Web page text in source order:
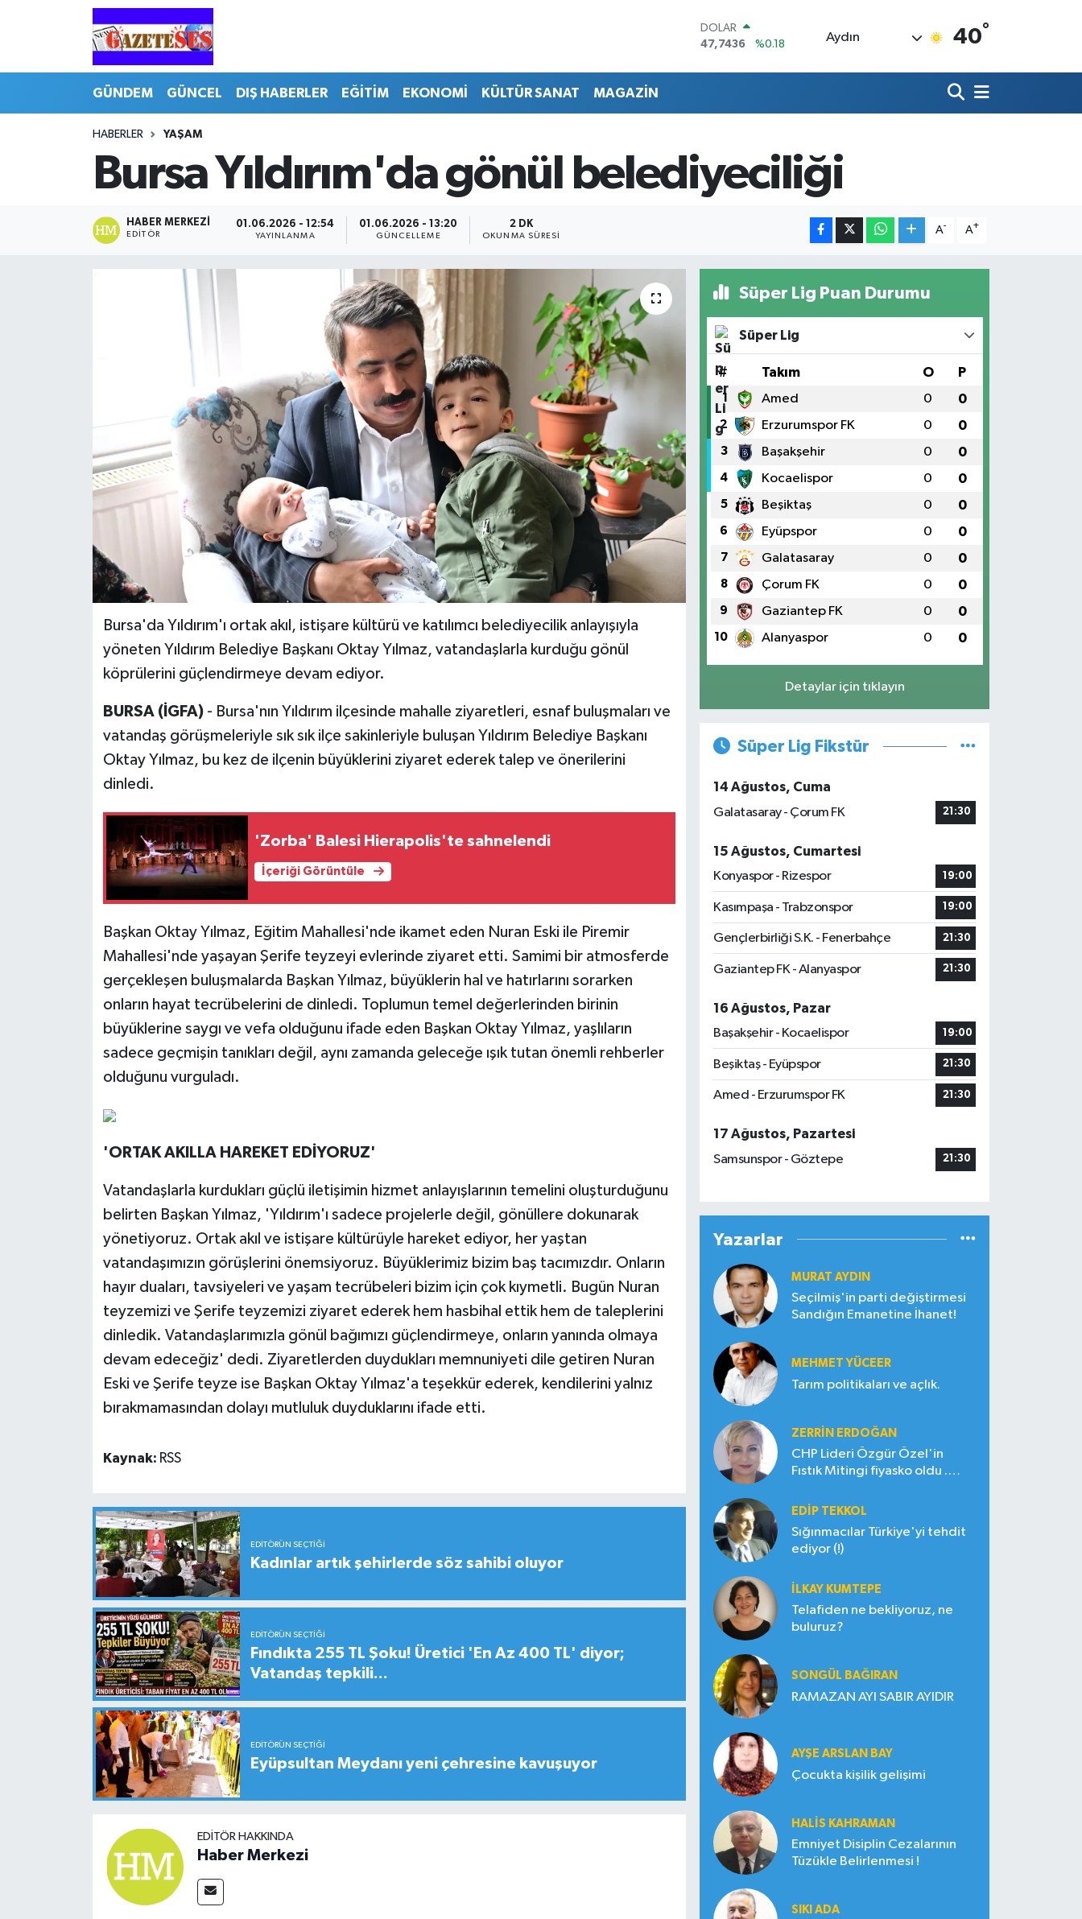
DOLAR
47,7436
%0.18
13.779
%-14
BITCOIN
Aydın 40°
GÜNDEM GÜNCEL DIŞ HABERLER EĞİTİM EKONOMİ KÜLTÜR SANAT MAGAZİN
HABERLER YAŞAM
Bursa Yıldırım'da gönül belediyeciliği
HABER MERKEZI
EDITÖR
01.06.2026 - 12:54
YAYINLANMA
01.06.2026 - 13:20
GÜNCELLEME
2 DK
OKUNMA SÜRESI
A- A+
Bursa'da Yıldırım'ı ortak akıl, istişare kültürü ve katılımcı belediyecilik anlayışıyla
yöneten Yıldırım Belediye Başkanı Oktay Yılmaz, vatandaşlarla kurduğu gönül
köprülerini güçlendirmeye devam ediyor.
BURSA (İGFA) - Bursa'nın Yıldırım ilçesinde mahalle ziyaretleri, esnaf buluşmaları ve
vatandaş görüşmeleriyle sık sık ilçe sakinleriyle buluşan Yıldırım Belediye Başkanı
Oktay Yılmaz, bu kez de ilçenin büyüklerini ziyaret ederek talep ve önerilerini
dinledi.
'Zorba' Balesi Hierapolis'te sahnelendi
İçeriği Görüntüle
Başkan Oktay Yılmaz, Eğitim Mahallesi'nde ikamet eden Nuran Eski ile Piremir
Mahallesi'nde yaşayan Şerife teyzeyi evlerinde ziyaret etti. Samimi bir atmosferde
gerçekleşen buluşmalarda Başkan Yılmaz, büyüklerin hal ve hatırlarını sorarken
onların hayat tecrübelerini de dinledi. Toplumun temel değerlerinden birinin
büyüklerine saygı ve vefa olduğunu ifade eden Başkan Oktay Yılmaz, yaşlıların
sadece geçmişin tanıkları değil, aynı zamanda geleceğe ışık tutan önemli rehberler
olduğunu vurguladı.
'ORTAK AKILLA HAREKET EDİYORUZ'
Vatandaşlarla kurdukları güçlü iletişimin hizmet anlayışlarının temelini oluşturduğunu
belirten Başkan Yılmaz, 'Yıldırım'ı sadece projelerle değil, gönüllere dokunarak
yönetiyoruz. Ortak akıl ve istişare kültürüyle hareket ediyor, her yaştan
vatandaşımızın görüşlerini önemsiyoruz. Büyüklerimiz bizim baş tacımızdır. Onların
hayır duaları, tavsiyeleri ve yaşam tecrübeleri bizim için çok kıymetli. Bugün Nuran
teyzemizi ve Şerife teyzemizi ziyaret ederek hem hasbihal ettik hem de taleplerini
dinledik. Vatandaşlarımızla gönül bağımızı güçlendirmeye, onların yanında olmaya
devam edeceğiz' dedi. Ziyaretlerden duydukları memnuniyeti dile getiren Nuran
Eski ve Şerife teyze ise Başkan Oktay Yılmaz'a teşekkür ederek, kendilerini yalnız
bırakmamasından dolayı mutluluk duyduklarını ifade etti.
Kaynak: RSS
EDITÖRÜN SEÇTIĞI
Kadınlar artık şehirlerde söz sahibi oluyor
EDITÖRÜN SEÇTIĞI
Fındıkta 255 TL Şoku! Üretici 'En Az 400 TL' diyor;
Vatandaş tepkili...
EDITÖRÜN SEÇTIĞI
Eyüpsultan Meydanı yeni çehresine kavuşuyor
EDITÖR HAKKINDA
Haber Merkezi
Süper Lig Puan Durumu
Süper Lig
# Takım O P
1 Amed 0 0
2 Erzurumspor FK 0 0
3 Başakşehir 0 0
4 Kocaelispor 0 0
5 Beşiktaş 0 0
6 Eyüpspor 0 0
7 Galatasaray 0 0
8 Çorum FK 0 0
9 Gaziantep FK 0 0
10 Alanyaspor 0 0
Detaylar için tıklayın
Süper Lig Fikstür
14 Ağustos, Cuma
Galatasaray - Çorum FK
21:30
15 Ağustos, Cumartesi
Konyaspor - Rizespor
19:00
Kasımpaşa - Trabzonspor 19:00
Gençlerbirliği S.K. - Fenerbahçe 21:30
Gaziantep FK - Alanyaspor 21:30
16 Ağustos, Pazar
Başakşehir - Kocaelispor
19:00
Beşiktaş - Eyüpspor 21:30
Amed - Erzurumspor FK 21:30
17 Ağustos, Pazartesi
Samsunspor - Göztepe
21:30
Yazarlar
MURAT AYDIN
Seçilmiş'in parti değiştirmesi
Sandığın Emanetine İhanet!
MEHMET YÜCEER
Tarım politikaları ve açlık.
ZERRIN ERDOĞAN
CHP Lideri Özgür Özel'in
Fıstık Mitingi fiyasko oldu .
EDIP TEKKOL
Sığınmacılar Türkiye'yi tehdit
ediyor (!)
İLKAY KUMTEPE
Telafiden ne bekliyoruz, ne
buluruz?
SONGÜL BAĞIRAN
RAMAZAN AYI SABIR AYIDIR
AYŞE ARSLAN BAY
Çocukta kişilik gelişimi
HALIS KAHRAMAN
Emniyet Disiplin Cezalarının
Tüzükle Belirlenmesi !
SIKI ADA